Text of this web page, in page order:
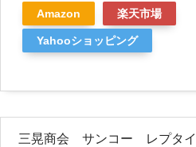
Amazon 楽天市場
Yahooショッピング
三晃商会 サンコー レプタイ